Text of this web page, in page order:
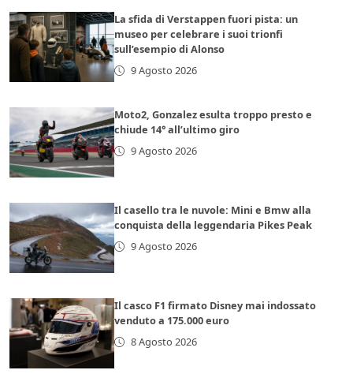
La sfida di Verstappen fuori pista: un
museo per celebrare i suoi trionfi
sull’esempio di Alonso
9 Agosto 2026
Moto2, Gonzalez esulta troppo presto e
chiude 14° all’ultimo giro
9 Agosto 2026
Il casello tra le nuvole: Mini e Bmw alla
conquista della leggendaria Pikes Peak
9 Agosto 2026
Il casco F1 firmato Disney mai indossato
venduto a 175.000 euro
8 Agosto 2026